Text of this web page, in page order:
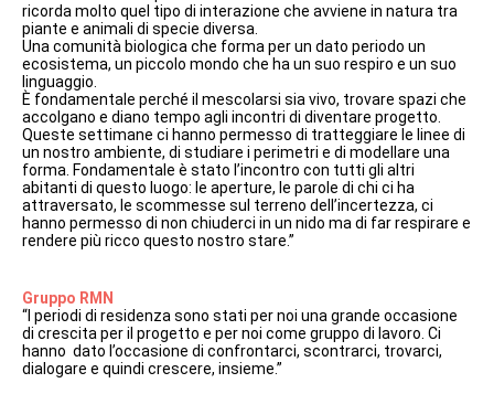
ricorda molto quel tipo di interazione che avviene in natura tra
piante e animali di specie diversa.
Una comunità biologica che forma per un dato periodo un
ecosistema, un piccolo mondo che ha un suo respiro e un suo
linguaggio.
È fondamentale perché il mescolarsi sia vivo, trovare spazi che
accolgano e diano tempo agli incontri di diventare progetto.
Queste settimane ci hanno permesso di tratteggiare le linee di
un nostro ambiente, di studiare i perimetri e di modellare una
forma. Fondamentale è stato l’incontro con tutti gli altri
abitanti di questo luogo: le aperture, le parole di chi ci ha
attraversato, le scommesse sul terreno dell’incertezza, ci
hanno permesso di non chiuderci in un nido ma di far respirare e
rendere più ricco questo nostro stare.”
Gruppo RMN
“I periodi di residenza sono stati per noi una grande occasione
di crescita per il progetto e per noi come gruppo di lavoro. Ci
hanno dato l’occasione di confrontarci, scontrarci, trovarci,
dialogare e quindi crescere, insieme.”